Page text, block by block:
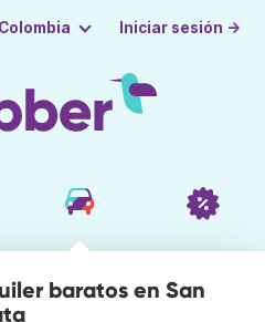
Colombia Iniciar sesión →
baratos en San